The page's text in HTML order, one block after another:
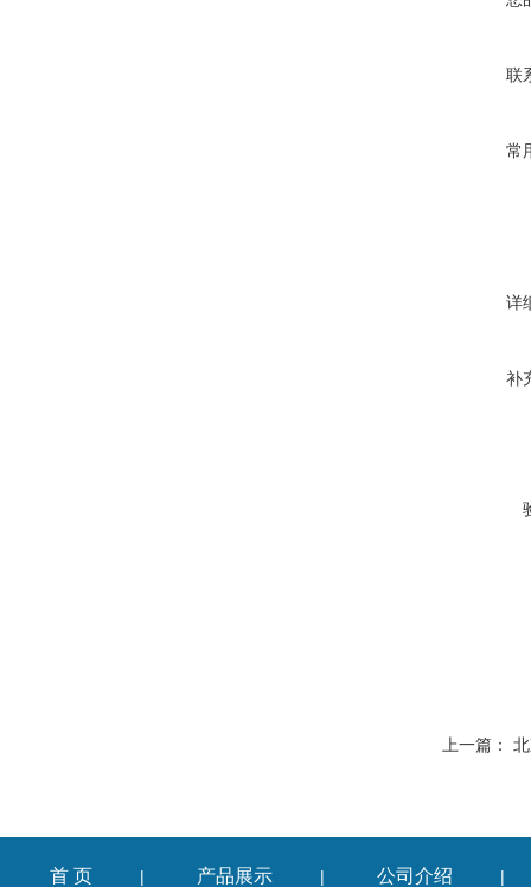
联
常
详
补
上一篇：
首 页 | 产品展示 | 公司介绍 |